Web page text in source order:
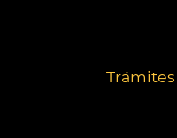
Trámites